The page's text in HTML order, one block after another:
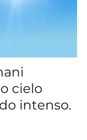
cielo
intenso.